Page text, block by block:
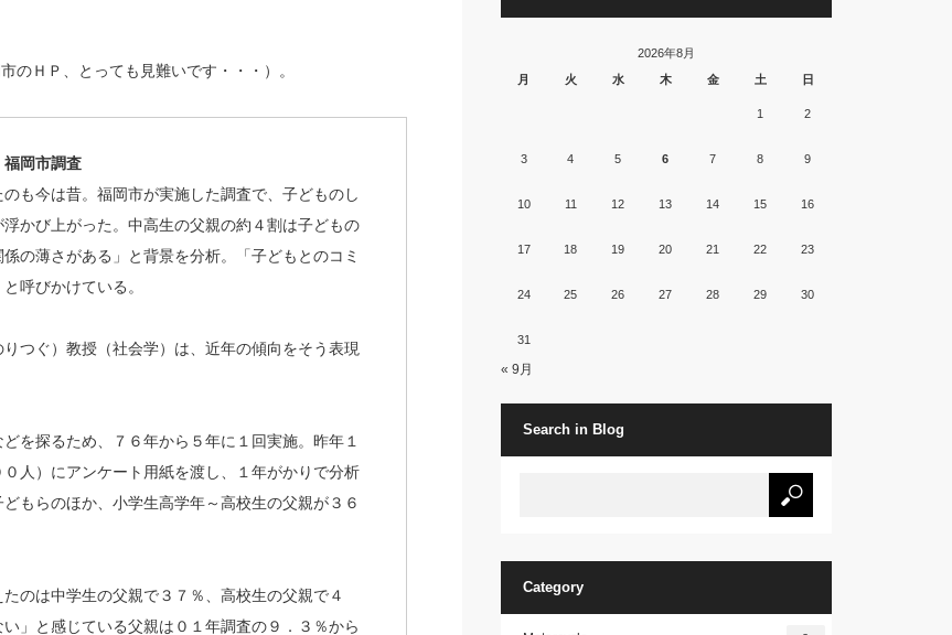
のＨＰ、とっても見難いです・・・）。
岡市調査
も今は昔。福岡市が実施した調査で、子どものし
かび上がった。中高生の父親の約４割は子どもの
の薄さがある」と背景を分析。「子どもとのコミ
呼びかけている。
つぐ）教授（社会学）は、近年の傾向をそう表現
を探るため、７６年から５年に１回実施。昨年１
人）にアンケート用紙を渡し、１年がかりで分析
もらのほか、小学生高学年～高校生の父親が３６
のは中学生の父親で３７％、高校生の父親で４
」と感じている父親は０１年調査の９．３％から
2026年8月
月
火 水 木 金 土 日
1 2
3 4 5 6 7 8 9
10 11 12 13 14 15 16
17 18 19 20 21 22 23
24 25 26 27 28 29 30
31
« 9月
Search in Blog
Category